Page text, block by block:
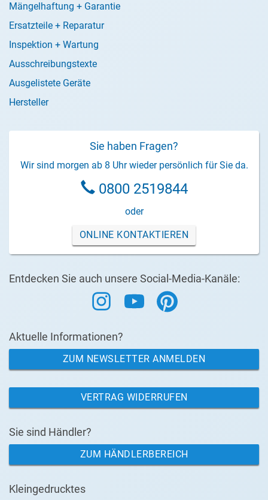
Mängelhaftung + Garantie
Ersatzteile + Reparatur
Inspektion + Wartung
Ausschreibungstexte
Ausgelistete Geräte
Hersteller
Sie haben Fragen?
Wir sind morgen ab 8 Uhr wieder persönlich für Sie da.
0800 2519844
oder
ONLINE KONTAKTIEREN
Entdecken Sie auch unsere Social-Media-Kanäle:
Aktuelle Informationen?
ZUM NEWSLETTER ANMELDEN
VERTRAG WIDERRUFEN
Sie sind Händler?
ZUM HÄNDLERBEREICH
Kleingedrucktes